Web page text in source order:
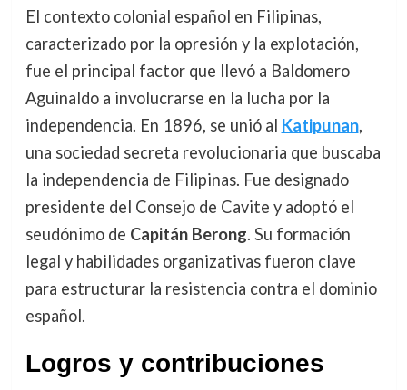
El contexto colonial español en Filipinas,
caracterizado por la opresión y la explotación,
fue el principal factor que llevó a Baldomero
Aguinaldo a involucrarse en la lucha por la
independencia. En 1896, se unió al Katipunan,
una sociedad secreta revolucionaria que buscaba
la independencia de Filipinas. Fue designado
presidente del Consejo de Cavite y adoptó el
seudónimo de Capitán Berong. Su formación
legal y habilidades organizativas fueron clave
para estructurar la resistencia contra el dominio
español.
Logros y contribuciones